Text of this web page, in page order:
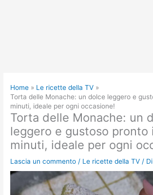
Home
Le ricette della TV
Torta delle Monache: un dolce leggero e
minuti, ideale per ogni occasione!
Torta delle Monache: un
leggero e gustoso pronto
minuti, ideale per ogni
Lascia un commento / Le ricette della TV / Di